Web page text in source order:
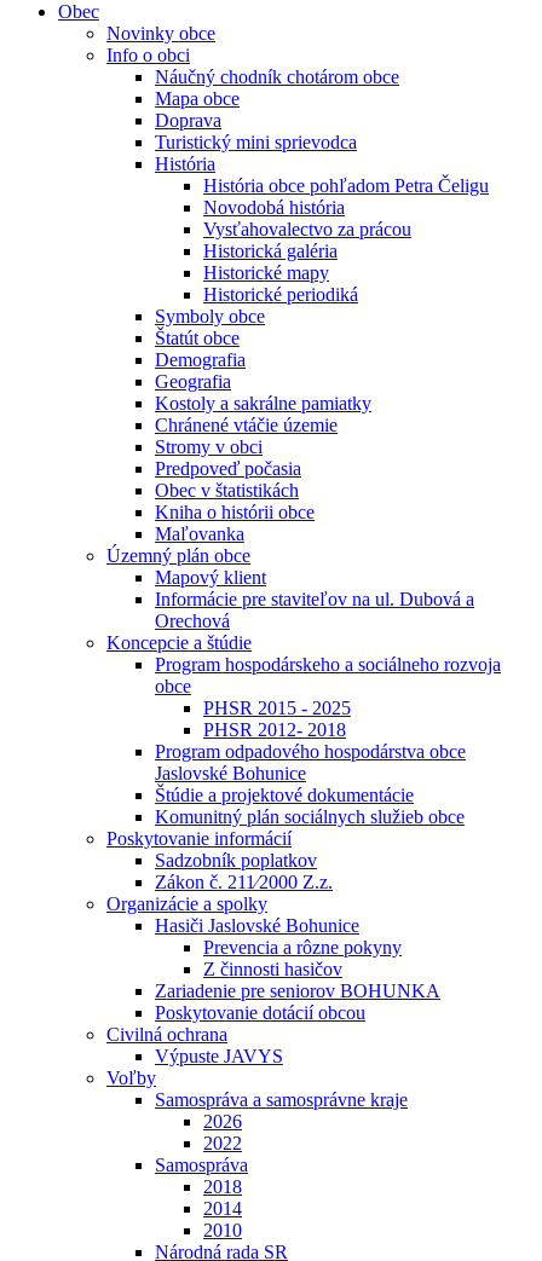
Obec
Novinky obce
Info o obci
Náučný chodník chotárom obce
Mapa obce
Doprava
Turistický mini sprievodca
História
História obce pohľadom Petra Čeligu
Novodobá história
Vysťahovalectvo za prácou
Historická galéria
Historické mapy
Historické periodiká
Symboly obce
Štatút obce
Demografia
Geografia
Kostoly a sakrálne pamiatky
Chránené vtáčie územie
Stromy v obci
Predpoveď počasia
Obec v štatistikách
Kniha o histórii obce
Maľovanka
Územný plán obce
Mapový klient
Informácie pre staviteľov na ul. Dubová a
Orechová
Koncepcie a štúdie
Program hospodárskeho a sociálneho rozvoja
obce
PHSR 2015 - 2025
PHSR 2012- 2018
Program odpadového hospodárstva obce
Jaslovské Bohunice
Štúdie a projektové dokumentácie
Komunitný plán sociálnych služieb obce
Poskytovanie informácií
Sadzobník poplatkov
Zákon č. 211⁄2000 Z.z.
Organizácie a spolky
Hasiči Jaslovské Bohunice
Prevencia a rôzne pokyny
Z činnosti hasičov
Zariadenie pre seniorov BOHUNKA
Poskytovanie dotácií obcou
Civilná ochrana
Výpuste JAVYS
Voľby
Samospráva a samosprávne kraje
2026
2022
Samospráva
2018
2014
2010
Národná rada SR